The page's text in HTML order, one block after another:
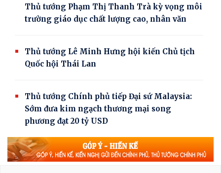
Thủ tướng Phạm Thị Thanh Trà kỳ vọng môi
trường giáo dục chất lượng cao, nhân văn
Thủ tướng Lê Minh Hưng hội kiến Chủ tịch
Quốc hội Thái Lan
Thủ tướng Chính phủ tiếp Đại sứ Malaysia:
Sớm đưa kim ngạch thương mại song
phương đạt 20 tỷ USD
Phó Thủ tướng Thường trực Phạm Gia Túc: